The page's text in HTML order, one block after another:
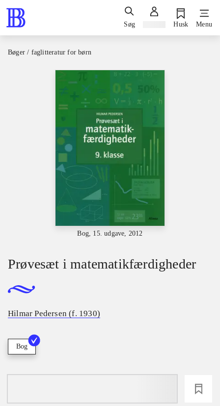
Søg Husk Menu
Bøger / faglitteratur for børn
Bog, 15. udgave, 2012
Prøvesæt i matematikfærdigheder
Hilmar Pedersen (f. 1930)
Bog